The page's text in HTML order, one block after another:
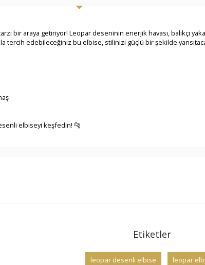
tarzı bir araya getiriyor! Leopar deseninin enerjik havası,
tercih edebileceğiniz bu elbise, stilinizi güçlü bir şekilde
elbiseyi keşfedin! 🐆
Etiketler
leopar desenli elbise leopar